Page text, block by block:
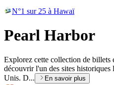
N°1 sur 25 à Hawaï
Pearl Harbor
Explorez cette collection de billets
découvrir l'un des sites historiques
Unis. D...
En savoir plus